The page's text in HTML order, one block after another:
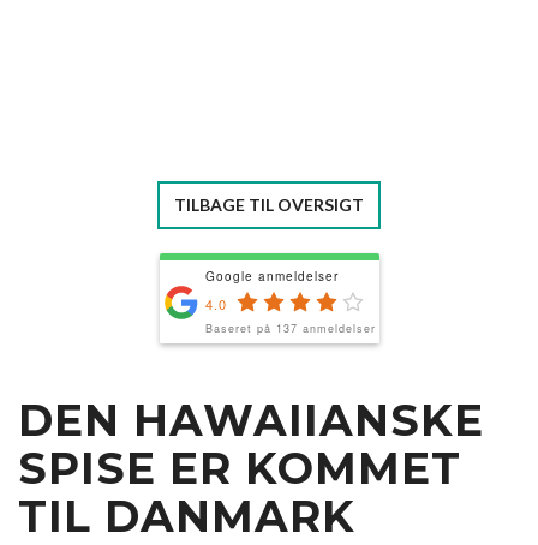
TILBAGE TIL OVERSIGT
Google anmeldelser
4.0
Baseret på 137 anmeldelser
DEN HAWAIIANSKE
SPISE ER KOMMET
TIL DANMARK